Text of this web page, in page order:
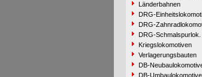
Länderbahnen
DRG-
DRG-
DRG-Schmalspurlok.
Kriegslokomotiven
Verlagerungsbauten
DB-
DB-